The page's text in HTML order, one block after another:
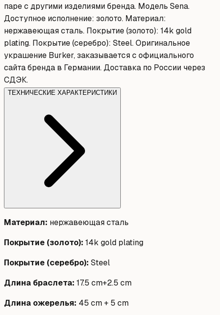
паре с другими изделиями бренда. Модель Sena.
Доступное исполнение: золото. Материал:
нержавеющая сталь. Покрытие (золото): 14k gold
plating. Покрытие (серебро): Steel. Оригинальное
украшение Burker, заказывается с официального
сайта бренда в Германии. Доставка по России через
СДЭК.
ТЕХНИЧЕСКИЕ ХАРАКТЕРИСТИКИ
Материал: нержавеющая сталь
Покрытие (золото): 14k gold plating
Покрытие (серебро): Steel
Длина браслета: 17.5 cm+2.5 cm
Длина ожерелья: 45 cm + 5 cm